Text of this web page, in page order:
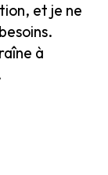
et je ne
à